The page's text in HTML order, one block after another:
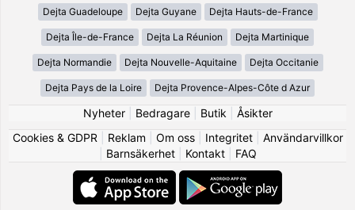
Dejta Guadeloupe Dejta Guyane Dejta Hauts-de-France
Dejta Île-de-France Dejta La Réunion Dejta Martinique
Dejta Normandie Dejta Nouvelle-Aquitaine Dejta Occitanie
Dejta Pays de la Loire Dejta Provence-Alpes-Côte d Azur
Nyheter| Bedragare| Butik
Åsikter
Cookies & GDPR
Reklam Om oss| Integritet| Användarvillkor
Barnsäkerhet| Kontakt| FAQ